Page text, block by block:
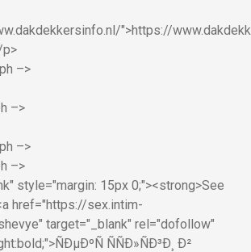
">https://
–>
–>
–>
–>
style="margin: 15px 0;"><strong>See
href="https://sex.intim-
target="_blank" rel="dofollow"
ÑÑÐ»ÑÐ³Ð¸ Ð²